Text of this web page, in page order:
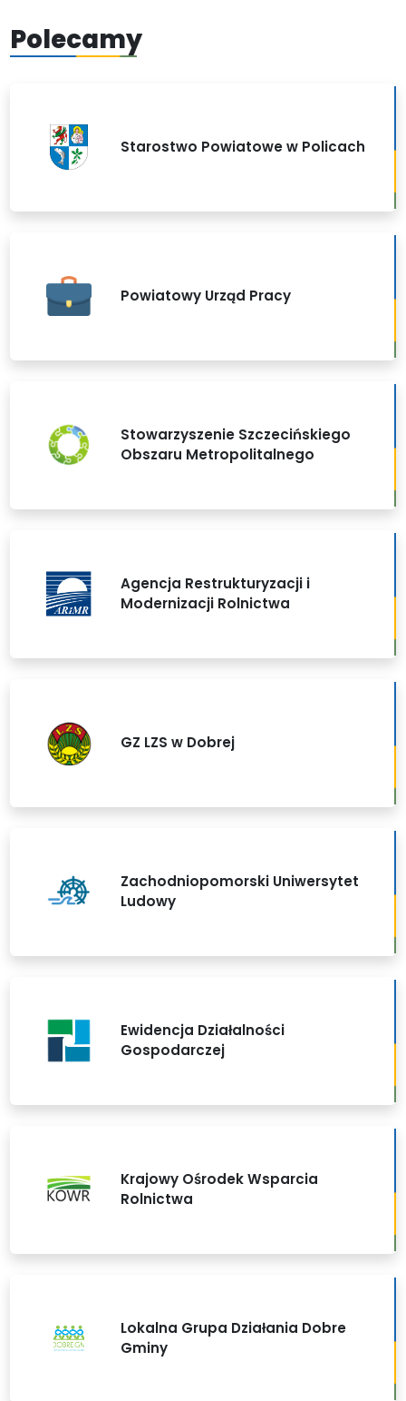
Polecamy
Starostwo Powiatowe w Policach
Powiatowy Urząd Pracy
Stowarzyszenie Szczecińskiego
Obszaru Metropolitalnego
Agencja Restrukturyzacji i
Modernizacji Rolnictwa
GZ LZS w Dobrej
Zachodniopomorski Uniwersytet
Ludowy
Ewidencja Działalności
Gospodarczej
Krajowy Ośrodek Wsparcia
Rolnictwa
Lokalna Grupa Działania Dobre
Gminy